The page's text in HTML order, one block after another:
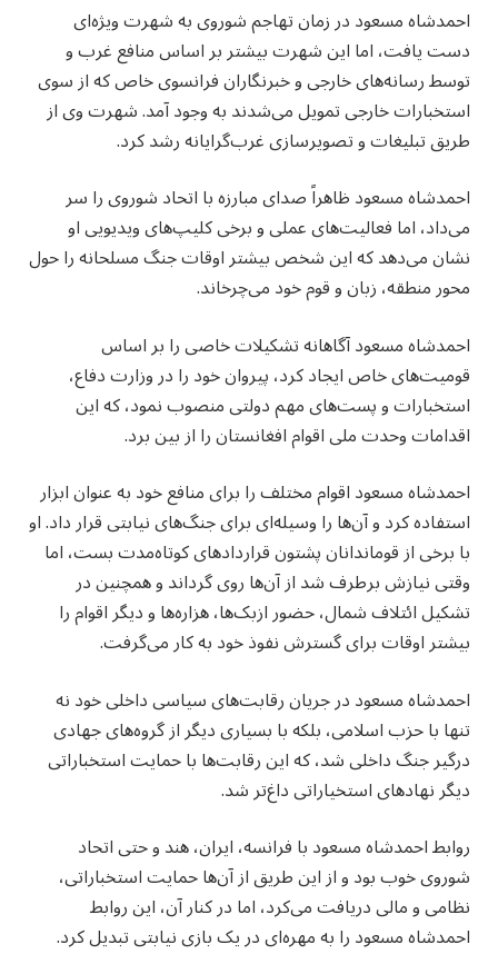
احمدشاه مسعود در زمان تهاجم شوروی به شهرت ویژه‌ای
دست یافت، اما این شهرت بیشتر بر اساس منافع غرب و
توسط رسانه‌های خارجی و خبرنگاران فرانسوی خاص که از سوی
استخبارات خارجی تمویل می‌شدند به وجود آمد. شهرت وی از
طریق تبلیغات و تصویرسازی غرب‌گرایانه رشد کرد.
احمدشاه مسعود ظاهراً صدای مبارزه با اتحاد شوروی را سر
می‌داد، اما فعالیت‌های عملی و برخی کلیپ‌های ویدیویی او
نشان می‌دهد که این شخص بیشتر اوقات جنگ مسلحانه را حول
محور منطقه، زبان و قوم خود می‌چرخاند.
احمدشاه مسعود آگاهانه تشکیلات خاصی را بر اساس
قومیت‌های خاص ایجاد کرد، پیروان خود را در وزارت دفاع،
استخبارات و پست‌های مهم دولتی منصوب نمود، که این
اقدامات وحدت ملی اقوام افغانستان را از بین برد.
احمدشاه مسعود اقوام مختلف را برای منافع خود به عنوان ابزار
استفاده کرد و آن‌ها را وسیله‌ای برای جنگ‌های نیابتی قرار داد. او
با برخی از قوماندانان پشتون قراردادهای کوتاه‌مدت بست، اما
وقتی نیازش برطرف شد از آن‌ها روی گرداند و همچنین در
تشکیل ائتلاف شمال، حضور ازبک‌ها، هزاره‌ها و دیگر اقوام را
بیشتر اوقات برای گسترش نفوذ خود به کار می‌گرفت.
احمدشاه مسعود در جریان رقابت‌های سیاسی داخلی خود نه
تنها با حزب اسلامی، بلکه با بسیاری دیگر از گروه‌های جهادی
درگیر جنگ داخلی شد، که این رقابت‌ها با حمایت استخباراتی
دیگر نهادهای استخیاراتی داغ‌تر شد.
روابط احمدشاه مسعود با فرانسه، ایران، هند و حتی اتحاد
شوروی خوب بود و از این طریق از آن‌ها حمایت استخباراتی،
نظامی و مالی دریافت می‌کرد، اما در کنار آن، این روابط
احمدشاه مسعود را به مهره‌ای در یک بازی نیابتی تبدیل کرد.